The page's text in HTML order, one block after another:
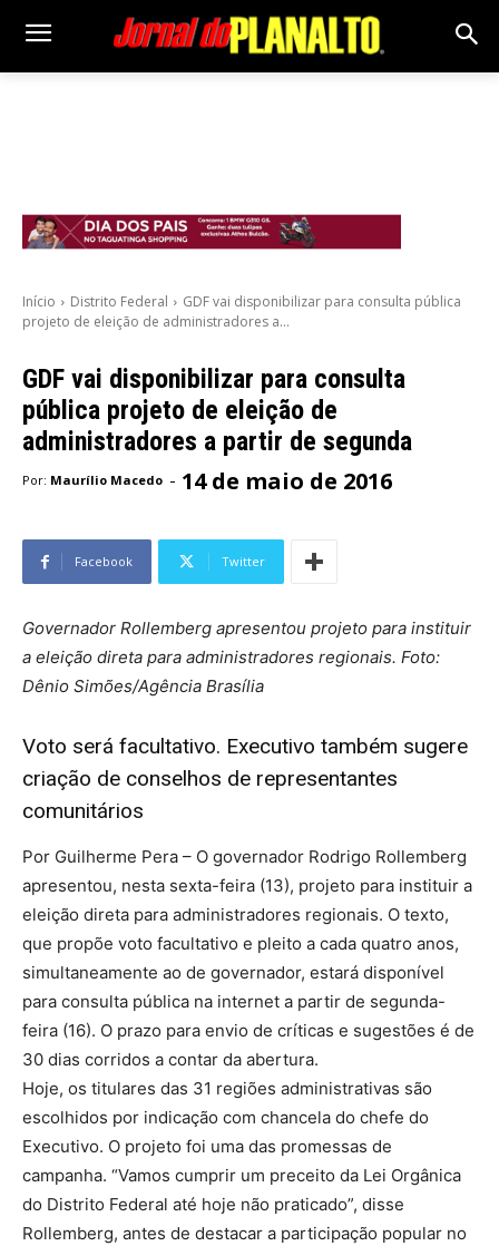
Início Distrito Federal
GDF vai disponibilizar para consulta pública
projeto de eleição de administradores a...
GDF vai disponibilizar para consulta
pública projeto de eleição de
administradores a partir de segunda
Por: Maurílio Macedo - 14 de maio de 2016
Facebook Twitter
Governador Rollemberg apresentou projeto para instituir
a eleição direta para administradores regionais. Foto:
Dênio Simões/Agência Brasília
Voto será facultativo. Executivo também sugere
criação de conselhos de representantes
comunitários
Por Guilherme Pera – O governador Rodrigo Rollemberg
apresentou, nesta sexta-feira (13), projeto para instituir a
eleição direta para administradores regionais. O texto,
que propõe voto facultativo e pleito a cada quatro anos,
simultaneamente ao de governador, estará disponível
para consulta pública na internet a partir de segunda-
feira (16). O prazo para envio de críticas e sugestões é de
30 dias corridos a contar da abertura.
Hoje, os titulares das 31 regiões administrativas são
escolhidos por indicação com chancela do chefe do
Executivo. O projeto foi uma das promessas de
campanha. “Vamos cumprir um preceito da Lei Orgânica
do Distrito Federal até hoje não praticado”, disse
Rollemberg, antes de destacar a participação popular no